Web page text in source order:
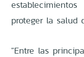
proteger la salud
"Entre las